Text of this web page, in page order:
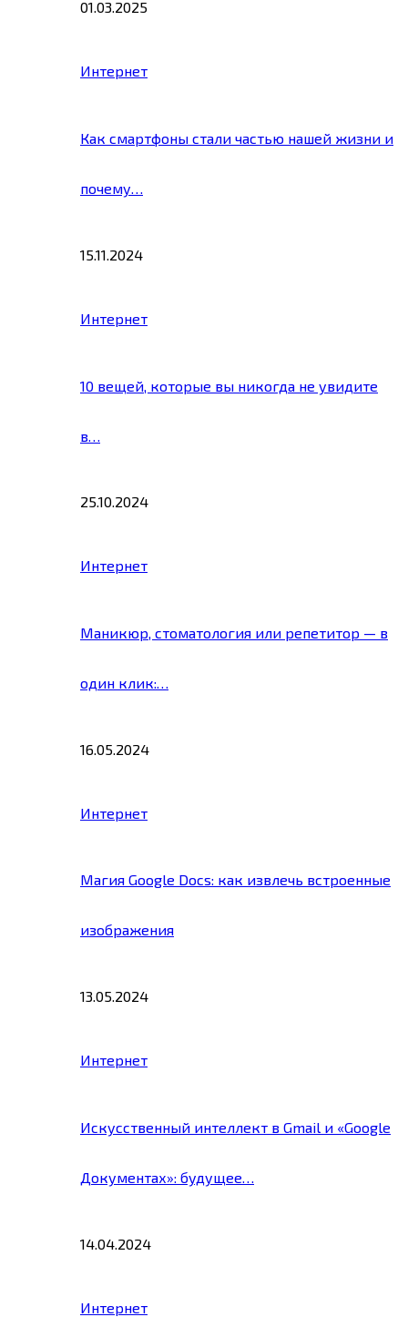
01.03.2025
Интернет
Как смартфоны стали частью нашей жизни и
почему…
15.11.2024
Интернет
10 вещей, которые вы никогда не увидите
в…
25.10.2024
Интернет
Маникюр, стоматология или репетитор — в
один клик:…
16.05.2024
Интернет
Магия Google Docs: как извлечь встроенные
изображения
13.05.2024
Интернет
Искусственный интеллект в Gmail и «Google
Документах»: будущее…
14.04.2024
Интернет